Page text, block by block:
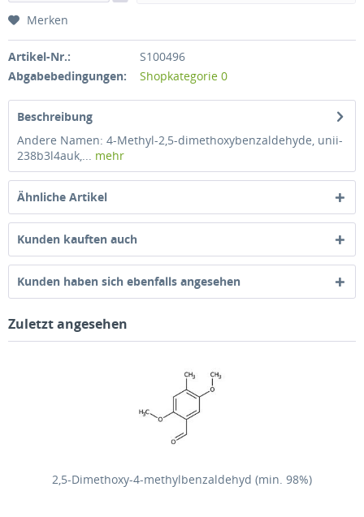
Merken
Artikel-Nr.:
S100496
Abgabebedingungen:
Shopkategorie 0
Beschreibung
Andere Namen: 4-Methyl-2,5-dimethoxybenzaldehyde, unii-
238b3l4auk,... mehr
Ähnliche Artikel
Kunden kauften auch
Kunden haben sich ebenfalls angesehen
Zuletzt angesehen
2,5-Dimethoxy-4-methylbenzaldehyd (min. 98%)